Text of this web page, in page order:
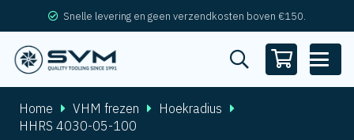
Snelle levering en geen verzendkosten boven €150.
Home VHM frezen
Hoekradius
HHRS 4030-05-100